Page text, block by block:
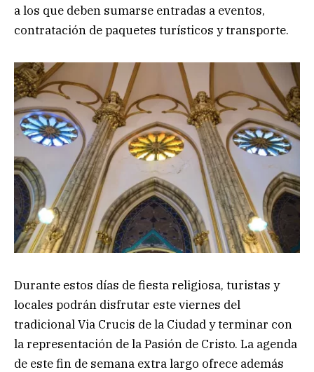
a los que deben sumarse entradas a eventos,
contratación de paquetes turísticos y transporte.
Durante estos días de fiesta religiosa, turistas y
locales podrán disfrutar este viernes del
tradicional Via Crucis de la Ciudad y terminar con
la representación de la Pasión de Cristo. La agenda
de este fin de semana extra largo ofrece además